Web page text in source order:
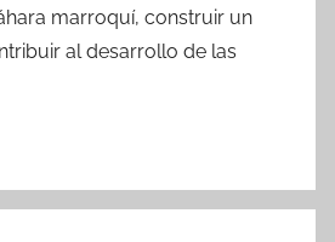
marroquí, construir un
al desarrollo de las